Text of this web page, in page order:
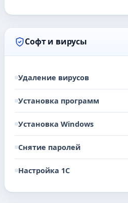
Софт и вирусы
Удаление вирусов
Установка программ
Установка Windows
Снятие паролей
Настройка 1С